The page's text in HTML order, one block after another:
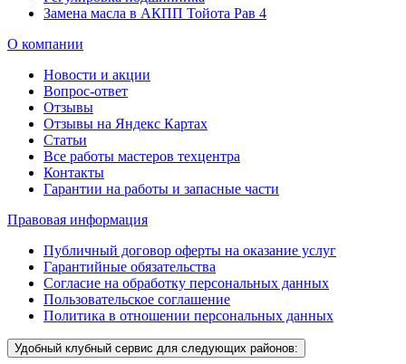
Замена масла в АКПП Тойота Рав 4
О компании
Новости и акции
Вопрос-ответ
Отзывы
Отзывы на Яндекс Картах
Статьи
Все работы мастеров техцентра
Контакты
Гарантии на работы и запасные части
Правовая информация
Публичный договор оферты на оказание услуг
Гарантийные обязательства
Согласие на обработку персональных данных
Пользовательское соглашение
Политика в отношении персональных данных
Удобный клубный сервис для следующих районов: